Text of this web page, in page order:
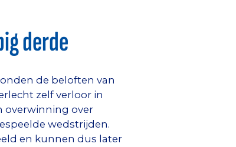
derde
de beloften van
zelf verloor in
overwinning over
wedstrijden.
en kunnen dus later